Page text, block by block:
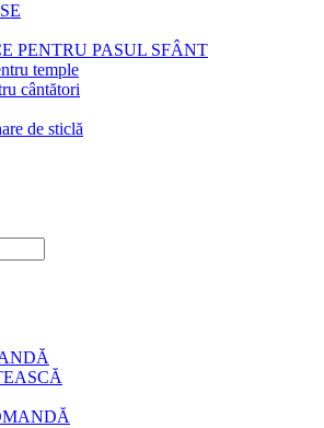
PENTRU PASUL SFÂNT
temple
cântători
de sticlă